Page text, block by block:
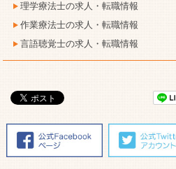
理学療法士の求人・転職情報
作業療法士の求人・転職情報
言語聴覚士の求人・転職情報